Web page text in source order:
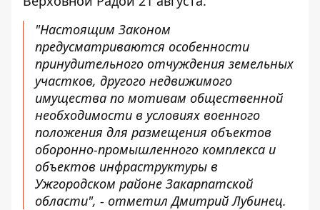
"Настоящим Законом
предусматриваются особенности
принудительного отчуждения земельных
участков, другого недвижимого
имущества по мотивам общественной
необходимости в условиях военного
положения для размещения объектов
оборонно-промышленного комплекса и
объектов инфраструктуры в
Ужгородском районе Закарпатской
области", - отметил Дмитрий Лубинец.